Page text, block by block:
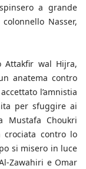
a grande
Nasser,
Attakfir wal Hijra,
anatema contro
l’amnistia
per sfuggire ai
Mustafa Choukri
contro lo
si misero in luce
Zawahiri e Omar